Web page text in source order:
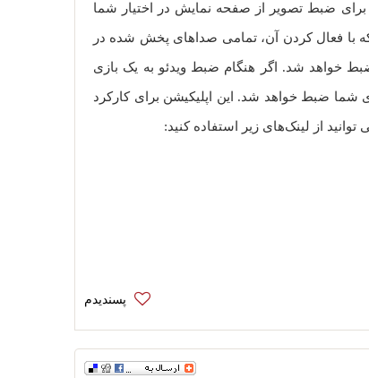
گزینه‌ی جالب دیگری که Rec. Screen Recorder برای ضبط تصویر از صفحه نمایش در اختیار شما
فعال کردن آن، تمامی صداهای پخش شده در
خواهد شد. اگر هنگام ضبط ویدئو به یک بازی
شما ضبط خواهد شد. این اپلیکیشن برای کارکرد
از لینک‌های زیر استفاده کنید: